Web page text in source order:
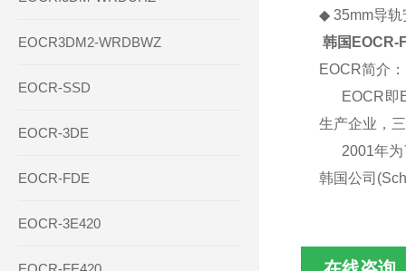
EOCR3DM2-WRDBWZ
EOCR-SSD
EOCR-3DE
EOCR-FDE
EOCR-3E420
◆ 35mm导轨
韩国EOCR-
EOCR简介：
EOCR即
生产企业，
2001年为
韩国公司